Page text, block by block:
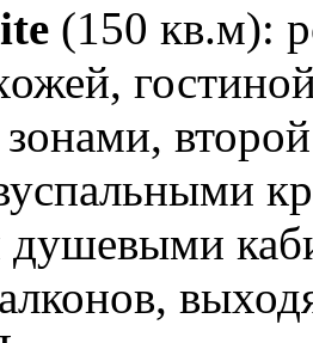
(150 кв.м):